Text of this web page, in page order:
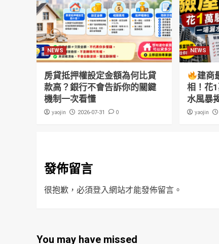
NEWS
房貸抵押權設定金額為何比貸
款高？銀行不會告訴你的關鍵
機制一次看懂
yaojin 2026-07-31 0
NEWS
建商
相！花
水風暴
yaojin
發佈留言
很抱歉，必須登入網站才能發佈留言。
You may have missed